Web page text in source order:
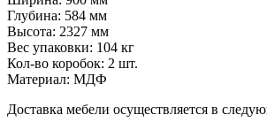
Глубина: 584 мм
Высота: 2327 мм
Вес упаковки: 104 кг
Кол-во коробок: 2 шт.
Материал: МДФ
Доставка мебели осуществляется в